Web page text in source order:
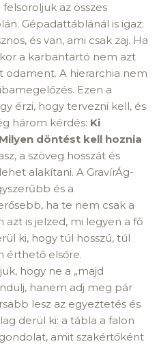
az összes
Gépadattáblánál is igaz:
és van, ami csak zaj. Ha
a karbantartó nem azt
odament. A hierarchia nem
Ezen a
érzi, hogy tervezni kell, és
három kérdés: Ki
Milyen döntést kell hoznia
a szöveg hosszát és
alakítani. A GravírÁg-
és a
ha te nem csak a
is jelzed, mi legyen a fő
ki, hogy túl hosszú, túl
érthető elsőre.
hogy ne a „majd
hanem adj meg pár
lesz az egyeztetés és
derül ki: a tábla a falon
amit szakértőként